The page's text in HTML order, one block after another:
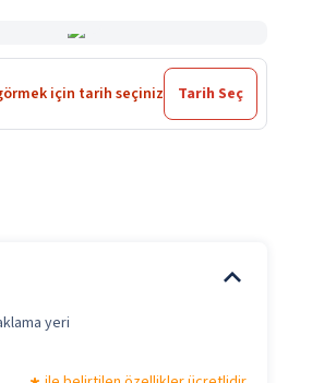
için tarih seçiniz Tarih Seç
yeri